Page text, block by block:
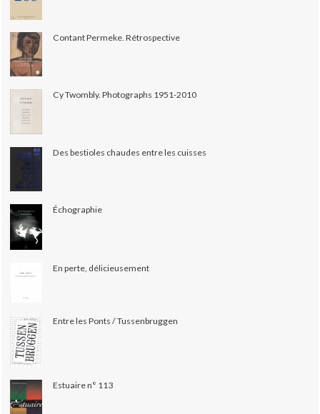
Contant Permeke. Rétrospective
Cy Twombly. Photographs 1951-2010
Des bestioles chaudes entre les cuisses
Échographie
En perte, délicieusement
Entre les Ponts / Tussenbruggen
Estuaire n° 113